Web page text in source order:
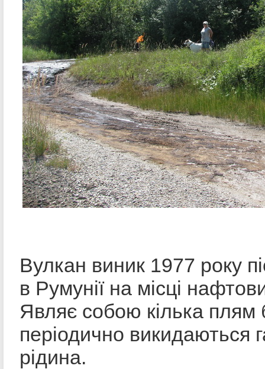
Вулкан виник 1977 року
в Румунії на місці
Являє собою кілька плям
періодично викидаються
рідина.